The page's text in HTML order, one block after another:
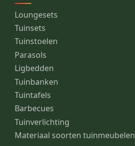
Loungesets
Tuinsets
Tuinstoelen
Parasols
Ligbedden
Tuinbanken
Tuintafels
Barbecues
Tuinverlichting
Materiaal soorten tuinmeubelen